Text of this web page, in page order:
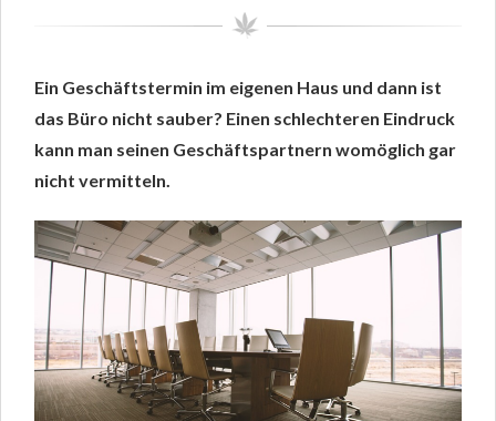
Ein Geschäftstermin im eigenen Haus und dann ist
das Büro nicht sauber? Einen schlechteren Eindruck
kann man seinen Geschäftspartnern womöglich gar
nicht vermitteln.